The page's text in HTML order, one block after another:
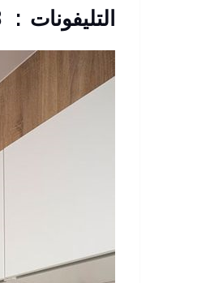
التليفونات : 33368938 – 01210044703